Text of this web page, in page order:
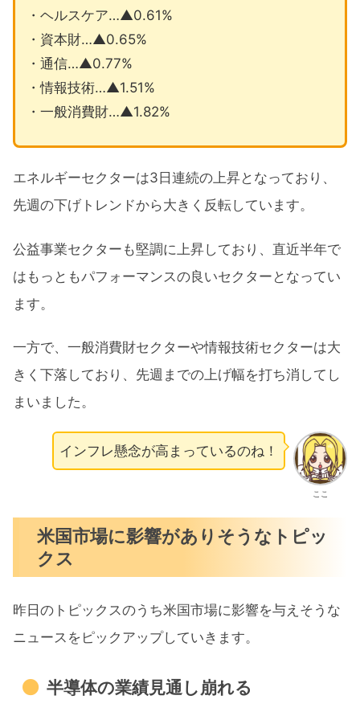
・ヘルスケア…▲0.61%
・資本財…▲0.65%
・通信…▲0.77%
・情報技術…▲1.51%
・一般消費財…▲1.82%
エネルギーセクターは3日連続の上昇となっており、
先週の下げトレンドから大きく反転しています。
公益事業セクターも堅調に上昇しており、直近半年で
はもっともパフォーマンスの良いセクターとなってい
ます。
一方で、一般消費財セクターや情報技術セクターは大
きく下落しており、先週までの上げ幅を打ち消してし
まいました。
ここ
インフレ懸念が高まっているのね！
米国市場に影響がありそうなトピッ
クス
昨日のトピックスのうち米国市場に影響を与えそうな
ニュースをピックアップしていきます。
半導体の業績見通し崩れる